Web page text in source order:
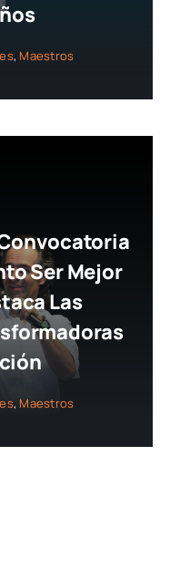
, Maestros
Ser Mejor
Las
, Maestros